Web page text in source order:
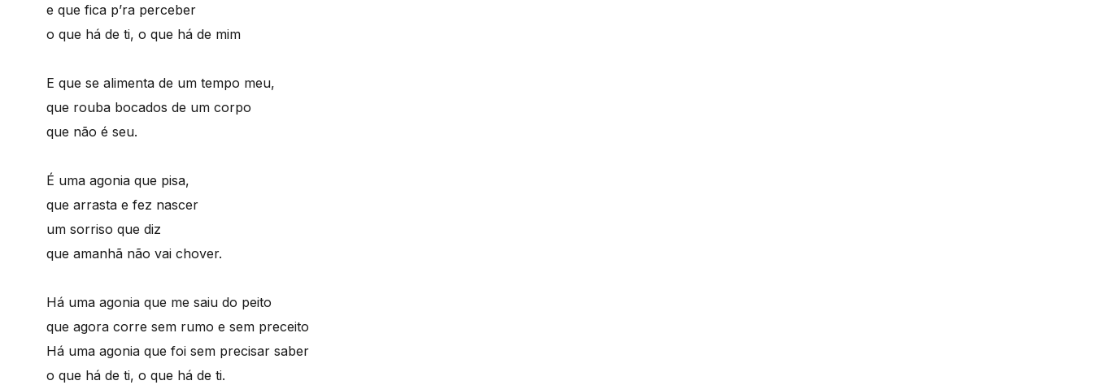
e que fica p’ra perceber
o que há de ti, o que há de mim
E que se alimenta de um tempo meu,
que rouba bocados de um corpo
que não é seu.
É uma agonia que pisa,
que arrasta e fez nascer
um sorriso que diz
que amanhã não vai chover.
Há uma agonia que me saiu do peito
que agora corre sem rumo e sem preceito
Há uma agonia que foi sem precisar saber
o que há de ti, o que há de ti.